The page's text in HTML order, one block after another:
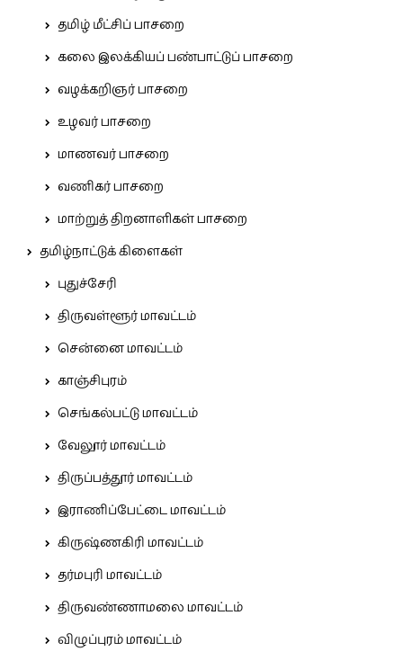
தமிழ் மீட்சிப் பாசறை
கலை இலக்கியப் பண்பாட்டுப் பாசறை
வழக்கறிஞர் பாசறை
உழவர் பாசறை
மாணவர் பாசறை
வணிகர் பாசறை
மாற்றுத் திறனாளிகள் பாசறை
தமிழ்நாட்டுக் கிளைகள்
புதுச்சேரி
திருவள்ளூர் மாவட்டம்
சென்னை மாவட்டம்
காஞ்சிபுரம்
செங்கல்பட்டு மாவட்டம்
வேலூர் மாவட்டம்
திருப்பத்தூர் மாவட்டம்
இராணிப்பேட்டை மாவட்டம்
கிருஷ்ணகிரி மாவட்டம்
தர்மபுரி மாவட்டம்
திருவண்ணாமலை மாவட்டம்
விழுப்புரம் மாவட்டம்